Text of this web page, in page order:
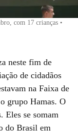
com 17 crianças •
neste fim de
de cidadãos
na Faixa de
grupo Hamas. O
Eles se somam
do Brasil em